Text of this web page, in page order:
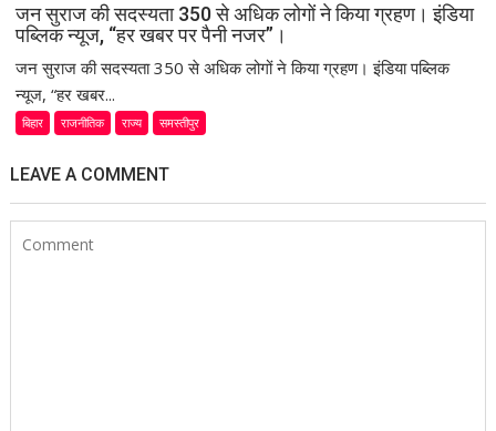
जन सुराज की सदस्यता 350 से अधिक लोगों ने किया ग्रहण। इंडिया
पब्लिक न्यूज, “हर खबर पर पैनी नजर”।
जन सुराज की सदस्यता 350 से अधिक लोगों ने किया ग्रहण। इंडिया पब्लिक
न्यूज, “हर खबर...
बिहार राजनीतिक राज्य समस्तीपुर
LEAVE A COMMENT